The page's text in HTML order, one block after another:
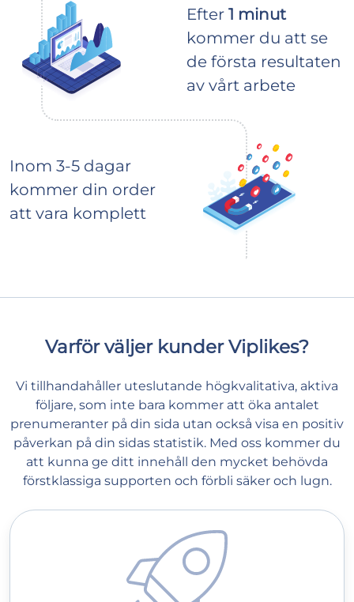
Efter 1 minut
kommer du att se
de första resultaten
av vårt arbete
Inom 3-5 dagar
kommer din order
att vara komplett
Varför väljer kunder Viplikes?
Vi tillhandahåller uteslutande högkvalitativa, aktiva
följare, som inte bara kommer att öka antalet
prenumeranter på din sida utan också visa en positiv
påverkan på din sidas statistik. Med oss kommer du
att kunna ge ditt innehåll den mycket behövda
förstklassiga supporten och förbli säker och lugn.